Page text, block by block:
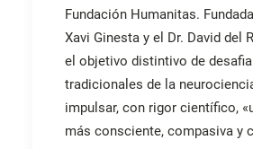
Fundación Humanitas.
Xavi Ginesta y el Dr. David del
el objetivo distintivo de
tradicionales de la
impulsar, con rigor científico,
más consciente, compasiva y